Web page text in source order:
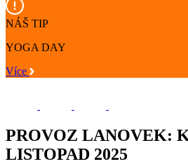
NÁŠ TIP
YOGA DAY
Více
PROVOZ LANOVEK:
LISTOPAD 2025